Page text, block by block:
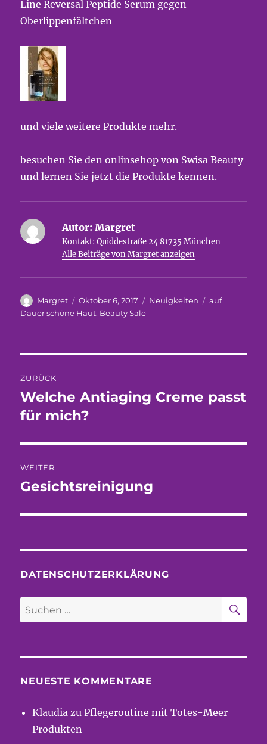
Line Reversal Peptide Serum gegen
Oberlippenfältchen
und viele weitere Produkte mehr.
besuchen Sie den onlinsehop von Swisa Beauty
und lernen Sie jetzt die Produkte kennen.
Autor: Margret
Kontakt: Quiddestraße 24 81735 München
Alle Beiträge von Margret anzeigen
Autor
Margret
Veröffentlicht
am
Oktober 6, 2017 Kategorien
Neuigkeiten Schlagwörter
auf
Dauer schöne Haut, Beauty Sale
ZURÜCK
Vorheriger
Beitrag:
Welche Antiaging Creme passt
für mich?
WEITER
Nächster
Gesichtsreinigung
DATENSCHUTZERKLÄRUNG
Suchen
nach:
NEUESTE KOMMENTARE
Klaudia zuPflegeroutine mit Totes-Meer
Produkten